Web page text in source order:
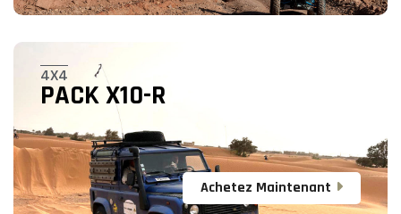
4X4
PACK X10-R
Achetez Maintenant